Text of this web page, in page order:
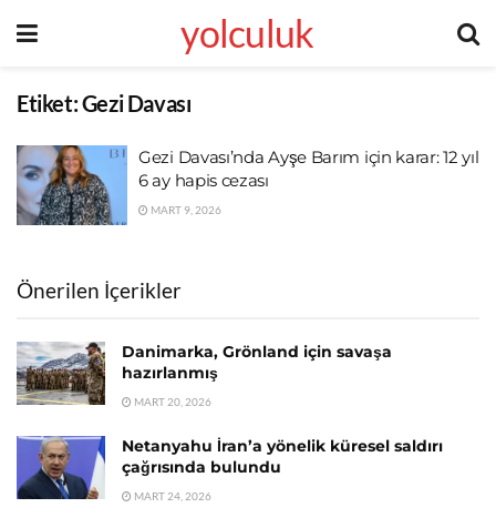
yolculuk
Etiket:Gezi Davası
Gezi Davası’nda Ayşe Barım için karar: 12 yıl
6 ay hapis cezası
MART 9, 2026
Önerilen İçerikler
Danimarka, Grönland için savaşa
hazırlanmış
MART 20, 2026
Netanyahu İran’a yönelik küresel saldırı
çağrısında bulundu
MART 24, 2026